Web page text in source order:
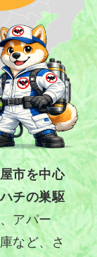
市を中心
チの巣駆
アパー
など、さ